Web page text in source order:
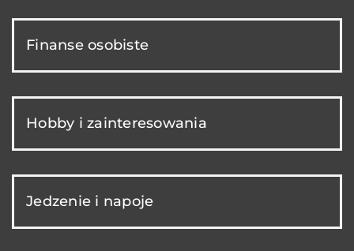
Finanse osobiste
Hobby i zainteresowania
Jedzenie i napoje